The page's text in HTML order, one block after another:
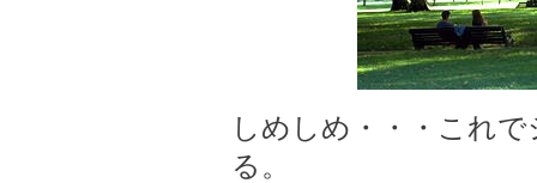
しめしめ・・・これ
る。